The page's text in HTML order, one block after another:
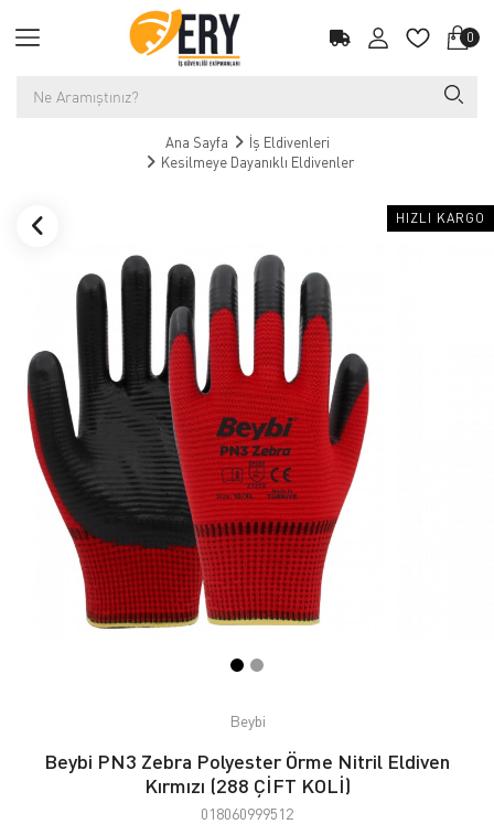
0
Ana Sayfa
İş Eldivenleri
Kesilmeye Dayanıklı Eldivenler
HIZLI KARGO
Beybi
Beybi PN3 Zebra Polyester Örme Nitril Eldiven
Kırmızı (288 ÇİFT KOLİ)
018060999512